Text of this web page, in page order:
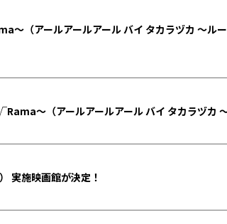
〜（アールアールアール バイ タカラヅカ 〜ル
〜（アールアールアール バイ タカラヅカ
実施映画館が決定！